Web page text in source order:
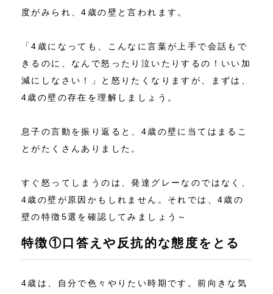
度がみられ、4歳の壁と言われます。
「4歳になっても、こんなに言葉が上手で会話もで
きるのに、なんで怒ったり泣いたりするの！いい加
減にしなさい！」と怒りたくなりますが、まずは、
4歳の壁の存在を理解しましょう。
息子の言動を振り返ると、4歳の壁に当てはまるこ
とがたくさんありました。
すぐ怒ってしまうのは、発達グレーなのではなく、
4歳の壁が原因かもしれません。それでは、4歳の
壁の特徴5選を確認してみましょう～
特徴①口答えや反抗的な態度をとる
4歳は、自分で色々やりたい時期です。前向きな気